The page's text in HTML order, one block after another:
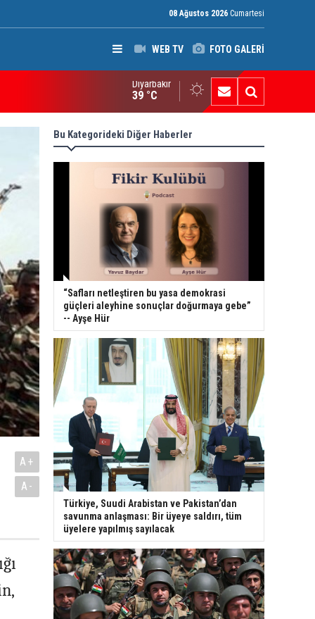
08 Ağustos 2026 Cumartesi
WEB TV FOTO GALERİ
Raporu: Peşmerge, Washington'ın Ortadoğu'daki En Önemli
Diyarbakır
39 °C
A+
A-
Bu Kategorideki Diğer Haberler
“Safları netleştiren bu yasa demokrasi
güçleri aleyhine sonuçlar doğurmaya gebe”
-- Ayşe Hür
Türkiye, Suudi Arabistan ve Pakistan’dan
savunma anlaşması: Bir üyeye saldırı, tüm
üyelere yapılmış sayılacak